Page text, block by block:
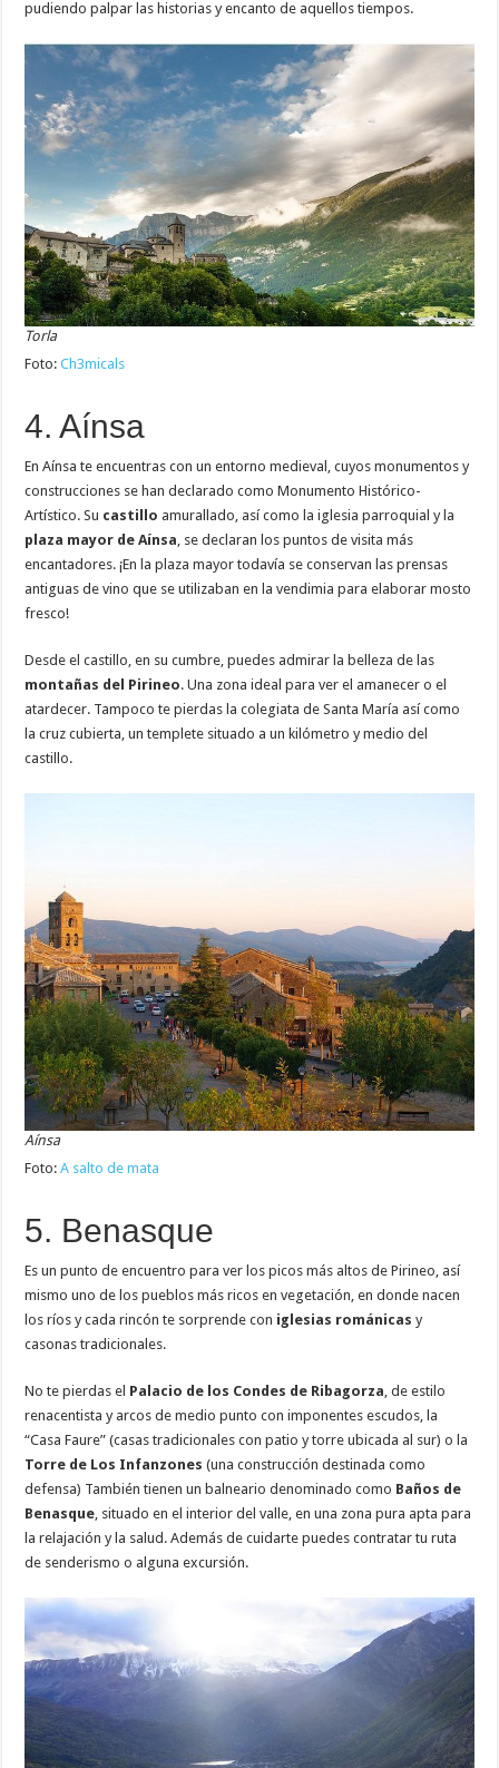
pudiendo palpar las historias y encanto de aquellos tiempos.
Torla
Foto:Ch3micals
4. Aínsa
En Aínsa te encuentras con un entorno medieval, cuyos monumentos y
construcciones se han declarado como Monumento Histórico-
Artístico. Su castillo amurallado, así como la iglesia parroquial y la
plaza mayor de Aínsa , se declaran los puntos de visita más
encantadores. ¡En la plaza mayor todavía se conservan las prensas
antiguas de vino que se utilizaban en la vendimia para elaborar mosto
fresco!
Desde el castillo, en su cumbre, puedes admirar la belleza de las
montañas del Pirineo. Una zona ideal para ver el amanecer o el
atardecer. Tampoco te pierdas la colegiata de Santa María así como
la cruz cubierta, un templete situado a un kilómetro y medio del
castillo.
Aínsa
Foto:A salto de mata
5. Benasque
Es un punto de encuentro para ver los picos más altos de Pirineo, así
mismo uno de los pueblos más ricos en vegetación, en donde nacen
los ríos y cada rincón te sorprende con iglesias románicas y
casonas tradicionales.
No te pierdas el Palacio de los Condes de Ribagorza , de estilo
renacentista y arcos de medio punto con imponentes escudos, la
“Casa Faure” (casas tradicionales con patio y torre ubicada al sur) o la
Torre de Los Infanzones (una construcción destinada como
defensa) También tienen un balneario denominado como Baños de
Benasque , situado en el interior del valle, en una zona pura apta para
la relajación y la salud. Además de cuidarte puedes contratar tu ruta
de senderismo o alguna excursión.